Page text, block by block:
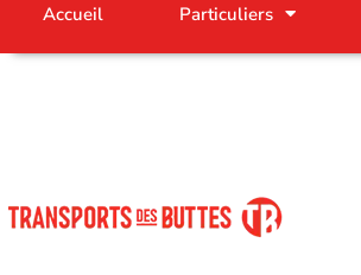
Accueil Particuliers